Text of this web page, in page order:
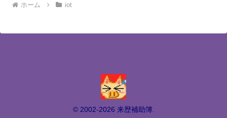
ホーム iot
© 2002-2026 来歴補助簿.